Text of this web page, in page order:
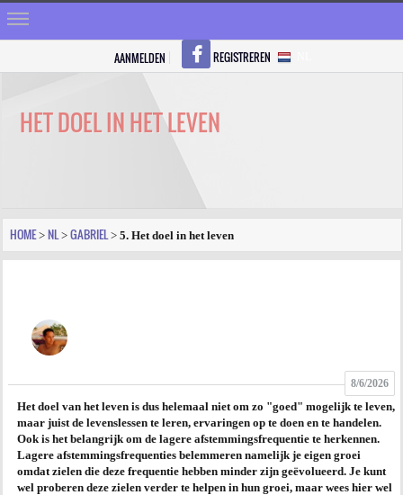
VRAGEN
FOTO
AGENDA
PRAKTIJK
AANMELDEN REGISTREREN
HET DOEL IN HET LEVEN
HOME > NL > GABRIEL > 5. Het doel in het leven
8/6/2026
Het doel van het leven is dus helemaal niet om zo "goed" mogelijk te leven,
maar juist de levenslessen te leren, ervaringen op te doen en te handelen.
Ook is het belangrijk om de lagere afstemmingsfrequentie te herkennen.
Lagere afstemmingsfrequenties belemmeren namelijk je eigen groei
omdat zielen die deze frequentie hebben minder zijn geëvolueerd. Je kunt
wel proberen deze zielen verder te helpen in hun groei, maar wees hier wel